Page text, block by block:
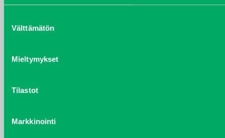
valinta
Välttämätön
Mieltymykset
Tilastot
Markkinointi